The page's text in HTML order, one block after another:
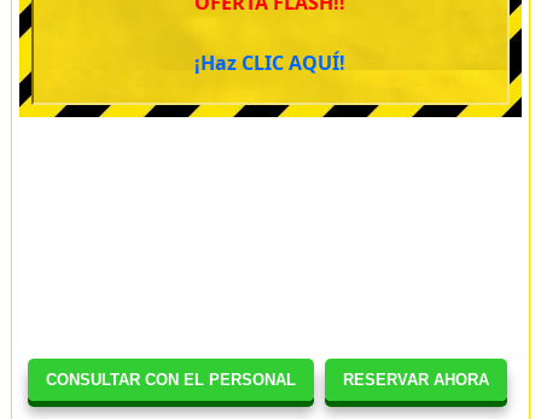
CONSULTAR CON EL PERSONAL RESERVAR AHORA
¡Haz CLIC AQUÍ!